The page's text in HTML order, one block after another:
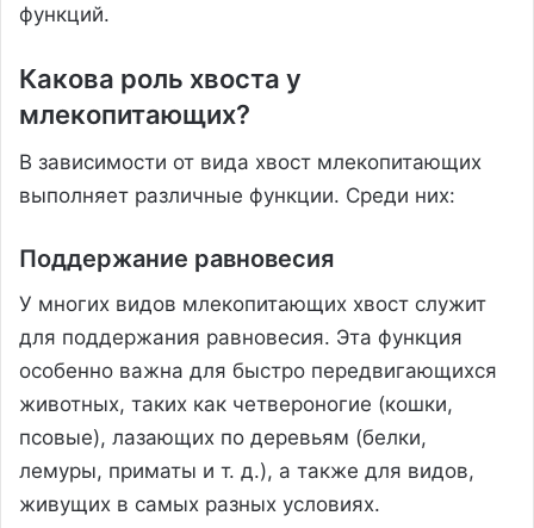
функций.
Какова роль хвоста у
млекопитающих?
В зависимости от вида хвост млекопитающих
выполняет различные функции. Среди них:
Поддержание равновесия
У многих видов млекопитающих хвост служит
для поддержания равновесия. Эта функция
особенно важна для быстро передвигающихся
животных, таких как четвероногие (кошки,
псовые), лазающих по деревьям (белки,
лемуры, приматы и т. д.), а также для видов,
живущих в самых разных условиях.